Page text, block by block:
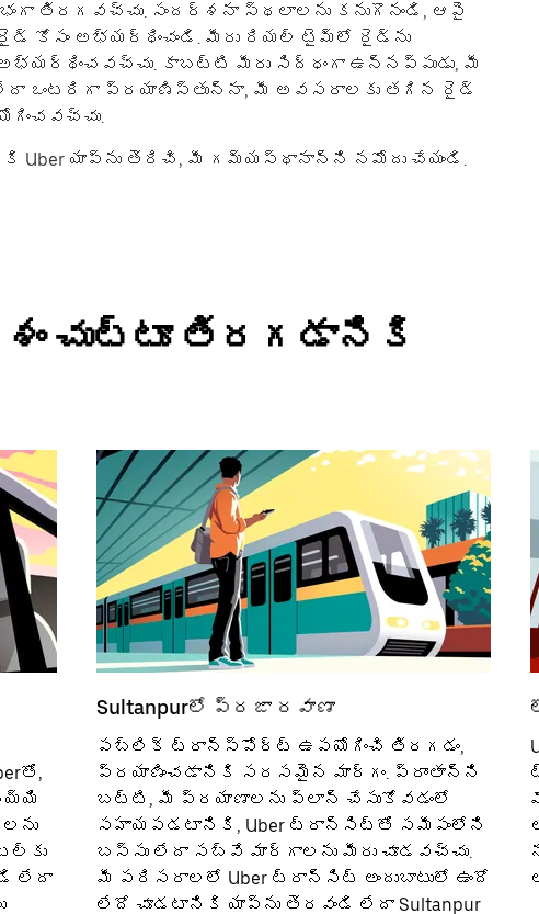
తిరగవచ్చు. సందర్శనా స్థలాలను కనుగొనండి, ఆపై
కోసం అభ్యర్థించండి. మీరు రియల్ టైమ్‌లో రైడ్‌ను
కాబట్టి మీరు సిద్ధంగా ఉన్నప్పుడు, మీ
Uber యాప్‌ను తెరిచి, మీ గమ్యస్థానాన్ని నమోదు చేయండి.
చుట్టూ తిరగడానికి
లేదా
Sultanpurలో ప్రజా రవాణా
పబ్లిక్ ట్రాన్స్‌పోర్ట్‌ ఉపయోగించి తిరగడం,
ప్రయాణించడానికి సరసమైన మార్గం. ప్రాంతాన్ని
బట్టి, మీ ప్రయాణాలను ప్లాన్ చేసుకోవడంలో
సహాయపడటానికి, Uber ట్రాన్సిట్‌తో సమీపంలోని
బస్సు లేదా సబ్‌వే మార్గాలను మీరు చూడవచ్చు.
మీ పరిసరాలలో Uber ట్రాన్సిట్ అందుబాటులో ఉందో
లేదో చూడటానికి యాప్‌ను తెరవండి లేదా Sultanpur